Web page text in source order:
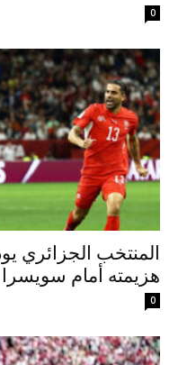
0
هزيمته أمام سويسرا
0